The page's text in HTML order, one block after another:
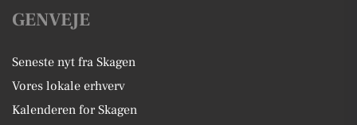
GENVEJE
Seneste nyt fra Skagen
Vores lokale erhverv
Kalenderen for Skagen